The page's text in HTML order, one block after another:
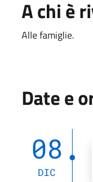
A chi è
Alle famiglie.
Date e
08
DIC